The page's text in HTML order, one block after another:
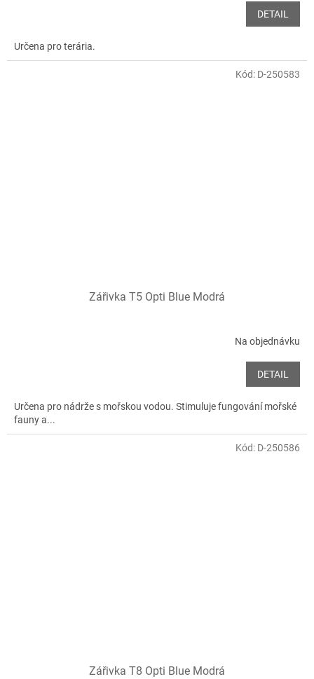
DETAIL
Určena pro terária.
Zářivka T5 Opti Blue Modrá
Na objednávku
DETAIL
Určena pro nádrže s mořskou vodou. Stimuluje fungování mořské
fauny a...
Kód: D-250583
Zářivka T8 Opti Blue Modrá
Kód: D-250586